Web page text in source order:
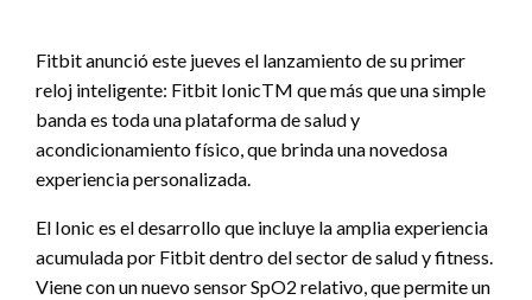
Fitbit anunció este jueves el lanzamiento de su primer
reloj inteligente: Fitbit IonicTM que más que una simple
banda es toda una plataforma de salud y
acondicionamiento físico, que brinda una novedosa
experiencia personalizada.
El Ionic es el desarrollo que incluye la amplia experiencia
acumulada por Fitbit dentro del sector de salud y fitness.
Viene con un nuevo sensor SpO2 relativo, que permite un